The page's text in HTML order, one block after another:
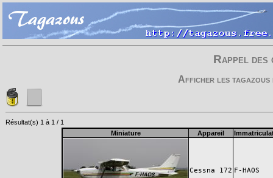
Rappel
Afficher les
Résultat(s) 1 à 1 / 1
Miniature
Appareil
Cessna 172 F-HAOS